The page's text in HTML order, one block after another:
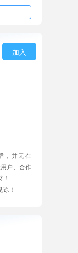
加入
，并无在
户、合作
！